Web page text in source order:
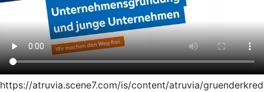
https://atruvia.scene7.com/is/content/atruvia/